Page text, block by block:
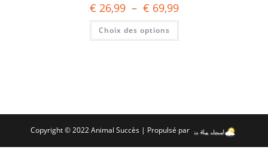
€ 26,99 – € 69,99
Choix des options
Copyright © 2022 Animal Succès | Propulsé par